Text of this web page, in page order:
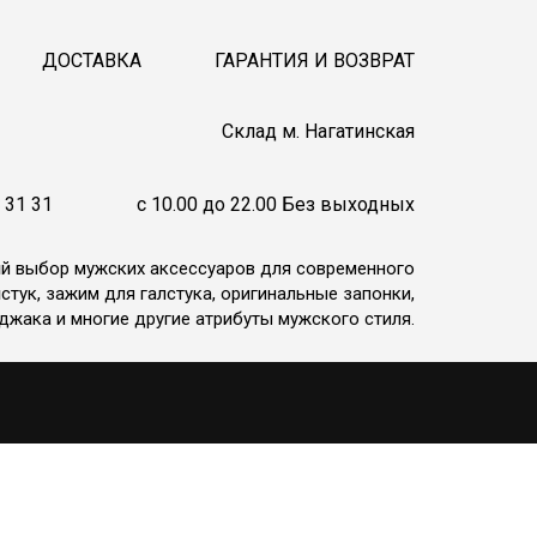
ДОСТАВКА ГАРАНТИЯ И ВОЗВРАТ
Cклад м. Нагатинская
31 c 10.00 до 22.00 Без выходных
выбор мужских аксессуаров для современного
зажим для галстука, оригинальные запонки,
и многие другие атрибуты мужского стиля.